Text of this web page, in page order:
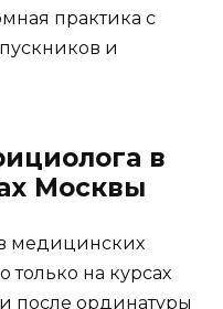
практика с
и
в
Москвы
медицинских
только на курсах
после ординатуры